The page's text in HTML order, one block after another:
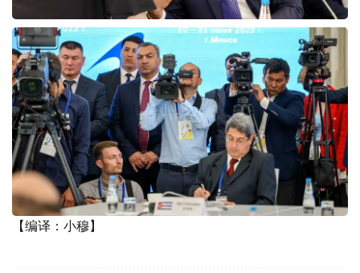
【编译：小穆】